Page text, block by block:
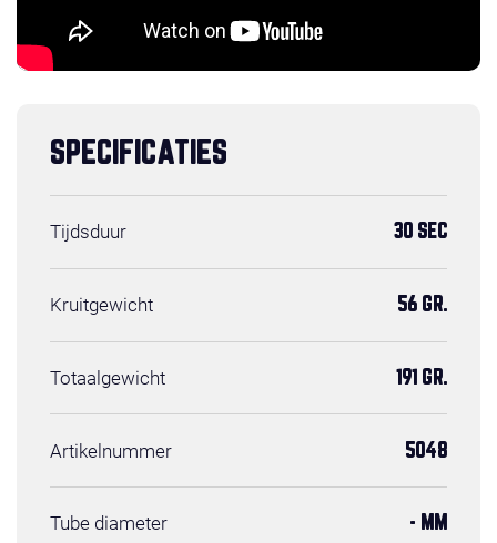
SPECIFICATIES
Tijdsduur 30 SEC
Kruitgewicht 56 GR.
Totaalgewicht 191 GR.
Artikelnummer 5048
Tube diameter - MM